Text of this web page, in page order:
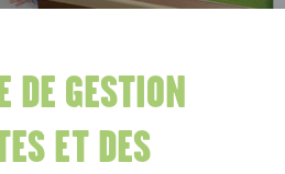
DE GESTION
ET DES